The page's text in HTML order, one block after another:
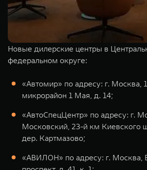
Новые дилерские центры в
федеральном округе:
«Автомир» по адресу: г.
микрорайон 1 Мая, д. 14;
«АвтоСпецЦентр» по адресу: г.
Московский, 23-й км Киевского
дер. Картмазово;
«АВИЛОН» по адресу: г. Москва,